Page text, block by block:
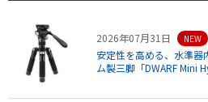
2026年07月31日 NEW
安定性を高める、水準器
ム製三脚「DWARF Mini